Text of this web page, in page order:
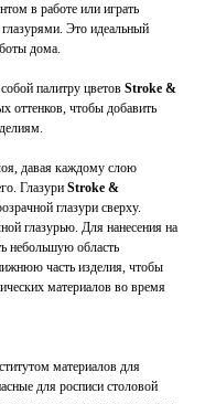
в работе или играть
Это идеальный
дома.
палитру цветов Stroke &
оттенков, чтобы добавить
давая каждому слою
Глазури Stroke &
глазури сверху.
глазурью. Для нанесения на
небольшую область
часть изделия, чтобы
материалов во время
материалов для
для росписи столовой